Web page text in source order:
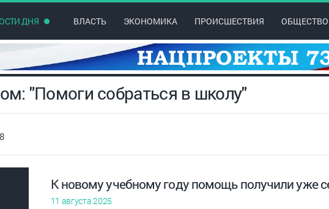
ДНЯ ВЛАСТЬ ЭКОНОМИКА ПРОИСШЕСТВИЯ ОБЩЕСТВО
"Помоги собраться в школу"
К новому учебному году помощь получили уже
11 августа 2025